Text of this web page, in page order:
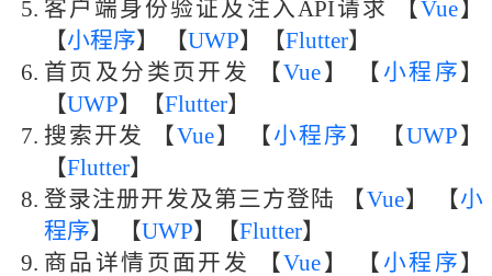
客户端身份验证及注入API请求 【Vue】
【小程序】 【UWP】【Flutter】
首页及分类页开发 【Vue 】 【 小程序 】
【UWP】【Flutter】
搜索开发 【Vue】 【 小程序 】 【UWP 】
【Flutter】
登录注册开发及第三方登陆 【Vue】 【小
程序】 【UWP】【Flutter】
商品详情页面开发 【Vue 】 【 小程序 】